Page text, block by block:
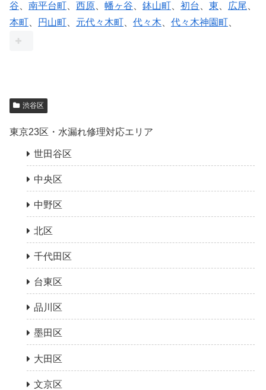
谷
南平台町 西原 幡ヶ谷 鉢山町 初台 東 広尾
本町
円山町 元代々木町 代々木 代々木神園町
渋谷区
東京23区・水漏れ修理対応エリア
世田谷区
中央区
中野区
北区
千代田区
台東区
品川区
墨田区
大田区
文京区